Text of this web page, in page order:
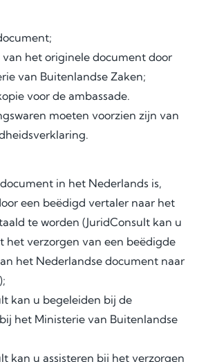
van het originele document door
van Buitenlandse Zaken;
voor de ambassade.
moeten voorzien zijn van
in het Nederlands is,
een beëdigd vertaler naar het
te worden (JuridConsult kan u
het verzorgen van een beëdigde
het Nederlandse document naar
kan u begeleiden bij de
het Ministerie van Buitenlandse
kan u assisteren bij het verzorgen